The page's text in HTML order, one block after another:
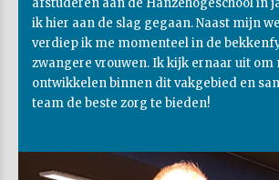
afstuderen aan de Hanzehogeschool in
ik hier aan de slag gegaan. Naast mijn
verdiep ik me momenteel in de
zwangere vrouwen. Ik kijk ernaar uit om
ontwikkelen binnen dit vakgebied en
team de beste zorg te bieden!